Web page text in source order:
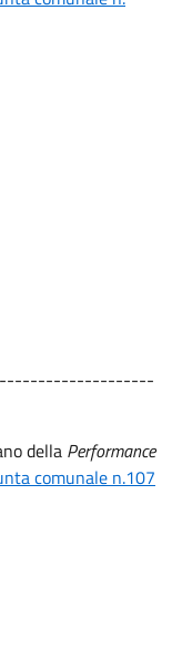
della Performance
comunale n.107